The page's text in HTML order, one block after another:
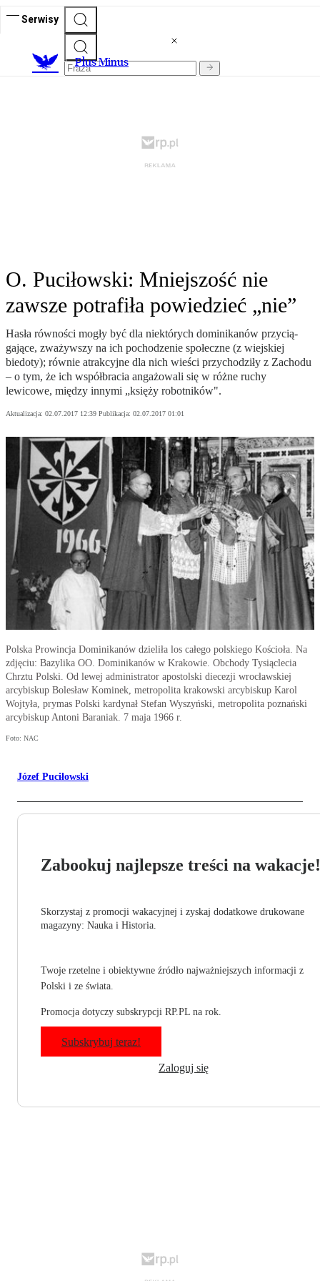
Serwisy
Plus Minus
O. Puciłowski: Mniejszość nie
zawsze potrafiła powiedzieć „nie”
Hasła równości mogły być dla niektórych dominikanów przycią­
gające, zważywszy na ich pochodzenie społeczne (z wiejskiej
biedoty); równie atrakcyjne dla nich wieści przychodziły z Zachodu
– o tym, że ich współbracia angażowali się w róż­ne ruchy
lewicowe, między innymi „księży robotników".
Aktualizacja: 02.07.2017 12:39 Publikacja: 02.07.2017 01:01
Polska Prowincja Dominikanów dzieliła los całego polskiego Kościoła. Na
zdjęciu: Bazylika OO. Dominikanów w Krakowie. Obchody Tysiąclecia
Chrztu Polski. Od lewej administrator apostolski diecezji wrocławskiej
arcybiskup Bolesław Kominek, metropolita krakowski arcybiskup Karol
Wojtyła, prymas Polski kardynał Stefan Wyszyński, metropolita poznański
arcybiskup Antoni Baraniak. 7 maja 1966 r.
Foto: NAC
Józef Puciłowski
Zabookuj najlepsze treści na wakacje!
Skorzystaj z promocji wakacyjnej i zyskaj dodatkowe drukowane
magazyny: Nauka i Historia.
Twoje rzetelne i obiektywne źródło najważniejszych informacji z
Polski i ze świata.
Promocja dotyczy subskrypcji RP.PL na rok.
Subskrybuj teraz!
Zaloguj się